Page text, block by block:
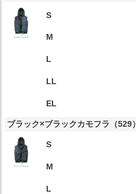
S
M
L
LL
EL
ブラック×ブラックカモフラ（529）
S
M
L